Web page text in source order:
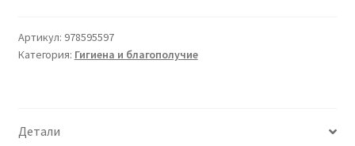
Bagnodocc
Energia
Артикул: 978595597
Категория: Гигиена и благополучие
Детали